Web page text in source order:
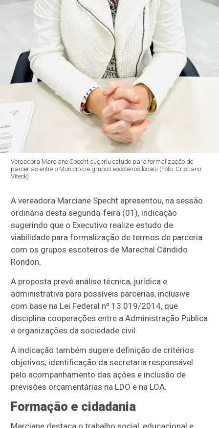
Vereadora Marciane Specht sugeriu estudo para formalização de
parcerias entre o Município e grupos escoteiros locais (Foto: Cristiano
Viteck)
A vereadora Marciane Specht apresentou, na sessão
ordinária desta segunda-feira (01), indicação
sugerindo que o Executivo realize estudo de
viabilidade para formalização de termos de parceria
com os grupos escoteiros de Marechal Cândido
Rondon.
A proposta prevê análise técnica, jurídica e
administrativa para possíveis parcerias, inclusive
com base na Lei Federal nº 13.019/2014, que
disciplina cooperações entre a Administração Pública
e organizações da sociedade civil.
A indicação também sugere definição de critérios
objetivos, identificação da secretaria responsável
pelo acompanhamento das ações e inclusão de
previsões orçamentárias na LDO e na LOA.
Formação e cidadania